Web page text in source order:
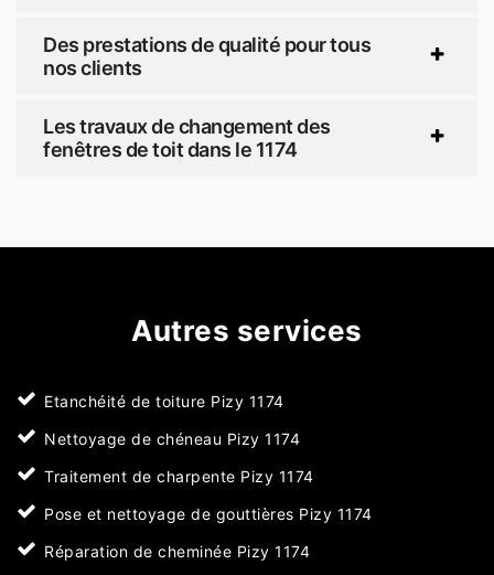
Des prestations de qualité pour tous
nos clients
Les travaux de changement des
fenêtres de toit dans le 1174
Autres services
Etanchéité de toiture Pizy 1174
Nettoyage de chéneau Pizy 1174
Traitement de charpente Pizy 1174
Pose et nettoyage de gouttières Pizy 1174
Réparation de cheminée Pizy 1174